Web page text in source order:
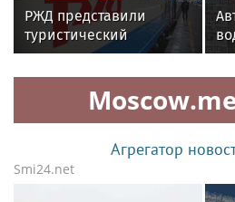
РЖД представили
туристический
маршрут «Великий
чайный путь»
Агрегатор
Smi24.net